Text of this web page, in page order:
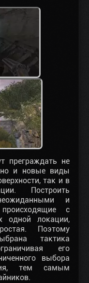
преграждать не
но и новые виды
так и в
Построить
и
с
одной локации,
Поэтому
тактика
его
выбора
тем самым